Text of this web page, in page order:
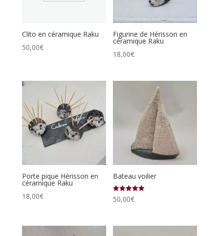
Clito en céramique Raku
50,00€
Figurine de Hérisson en
céramique Raku
18,00€
Porte pique Hérisson en
céramique Raku
18,00€
Bateau voilier
Note
5.00
50,00€